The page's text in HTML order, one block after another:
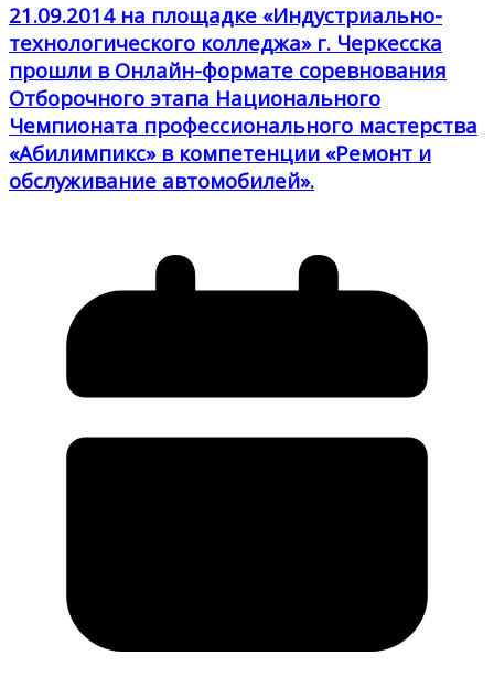
21.09.2014 на площадке «Индустриально-
технологического колледжа» г. Черкесска
прошли в Онлайн-формате соревнования
Отборочного этапа Национального
Чемпионата профессионального мастерства
«Абилимпикс» в компетенции «Ремонт и
обслуживание автомобилей».